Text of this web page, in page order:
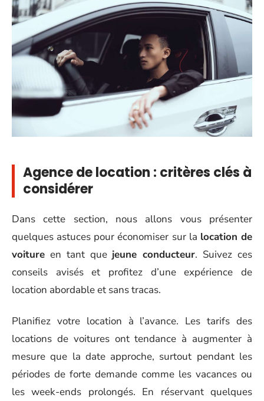
Agence de location : critères clés à
considérer
Dans cette section, nous allons vous présenter
quelques astuces pour économiser sur la location de
voiture en tant que jeune conducteur. Suivez ces
conseils avisés et profitez d’une expérience de
location abordable et sans tracas.
Planifiez votre location à l’avance. Les tarifs des
locations de voitures ont tendance à augmenter à
mesure que la date approche, surtout pendant les
périodes de forte demande comme les vacances ou
les week-ends prolongés. En réservant quelques